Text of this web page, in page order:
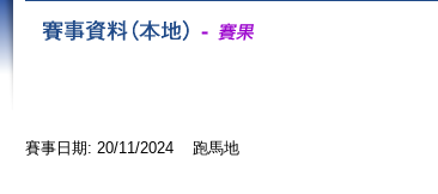
賽事日期: 20/11/2024 跑馬地